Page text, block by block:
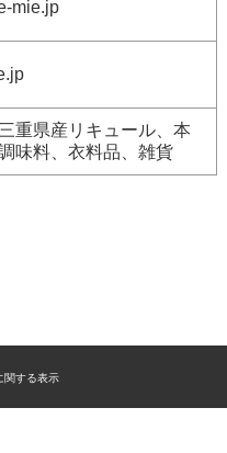
mie.jp
重県産リキュール、本
味料、衣料品、雑貨
関する表示